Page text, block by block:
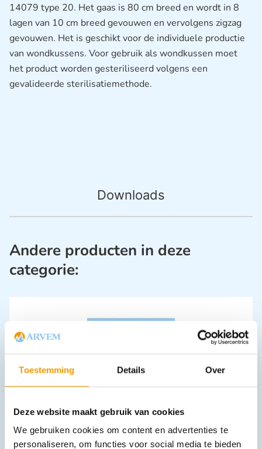
Toestemming Details Over
Deze website maakt gebruik van cookies
We gebruiken cookies om content en advertenties te
personaliseren, om functies voor social media te bieden
Downloads
14079 type 20. Het gaas is 80 cm breed en wordt in 8
lagen van 10 cm breed gevouwen en vervolgens zigzag
gevouwen. Het is geschikt voor de individuele productie
van wondkussens. Voor gebruik als wondkussen moet
het product worden gesteriliseerd volgens een
gevalideerde sterilisatiemethode.
Andere producten in deze
categorie:
€9,86 – €49,32 incl. btw
Opties bekijken